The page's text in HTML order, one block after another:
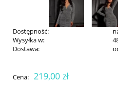
Dostępność:
Wysyłka w:
Dostawa:
Cena nie zawiera ewentualnych
Cena: 219,00 zł